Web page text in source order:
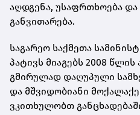
აღდგენა, უსაფრთხოება
განვითარება.
საგარეო საქმეთა
პატივს მიაგებს 2008 წლის
გმირულად დაღუპული
და მშვიდობიანი
ვკითხულობთ